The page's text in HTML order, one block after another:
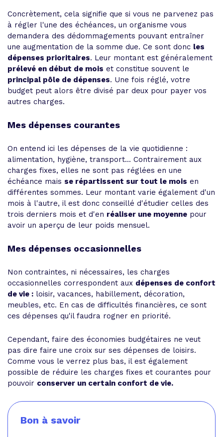
Concrètement, cela signifie que si vous ne parvenez pas
à régler l'une des échéances, un organisme vous
demandera des dédommagements pouvant entraîner
une augmentation de la somme due. Ce sont donc les
dépenses prioritaires. Leur montant est généralement
prélevé en début de mois et constitue souvent le
principal pôle de dépenses. Une fois réglé, votre
budget peut alors être divisé par deux pour payer vos
autres charges.
Mes dépenses courantes
On entend ici les dépenses de la vie quotidienne :
alimentation, hygiène, transport... Contrairement aux
charges fixes, elles ne sont pas réglées en une
échéance mais se répartissent sur tout le mois en
différentes sommes. Leur montant varie également d'un
mois à l'autre, il est donc conseillé d'étudier celles des
trois derniers mois et d'en réaliser une moyenne pour
avoir un aperçu de leur poids mensuel.
Mes dépenses occasionnelles
Non contraintes, ni nécessaires, les charges
occasionnelles correspondent aux dépenses de confort
de vie : loisir, vacances, habillement, décoration,
meubles, etc. En cas de difficultés financières, ce sont
ces dépenses qu'il faudra rogner en priorité.
Cependant, faire des économies budgétaires ne veut
pas dire faire une croix sur ses dépenses de loisirs.
Comme vous le verrez plus bas, il est également
possible de réduire les charges fixes et courantes pour
pouvoir conserver un certain confort de vie.
Bon à savoir